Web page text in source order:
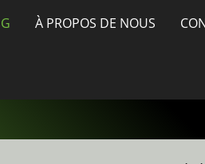
À PROPOS DE NOUS